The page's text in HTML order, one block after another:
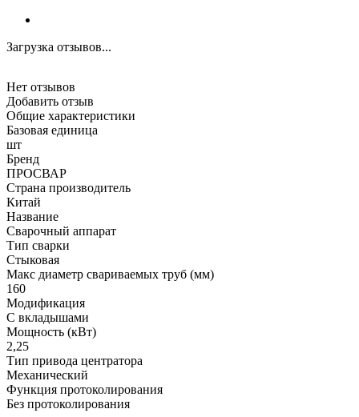
Загрузка отзывов...
Нет отзывов
Добавить отзыв
Общие характеристики
Базовая единица
шт
Бренд
ПРОСВАР
Страна производитель
Китай
Название
Сварочный аппарат
Тип сварки
Стыковая
Макс диаметр свариваемых труб (мм)
160
Модификация
С вкладышами
Мощность (кВт)
2,25
Тип привода центратора
Механический
Функция протоколирования
Без протоколирования